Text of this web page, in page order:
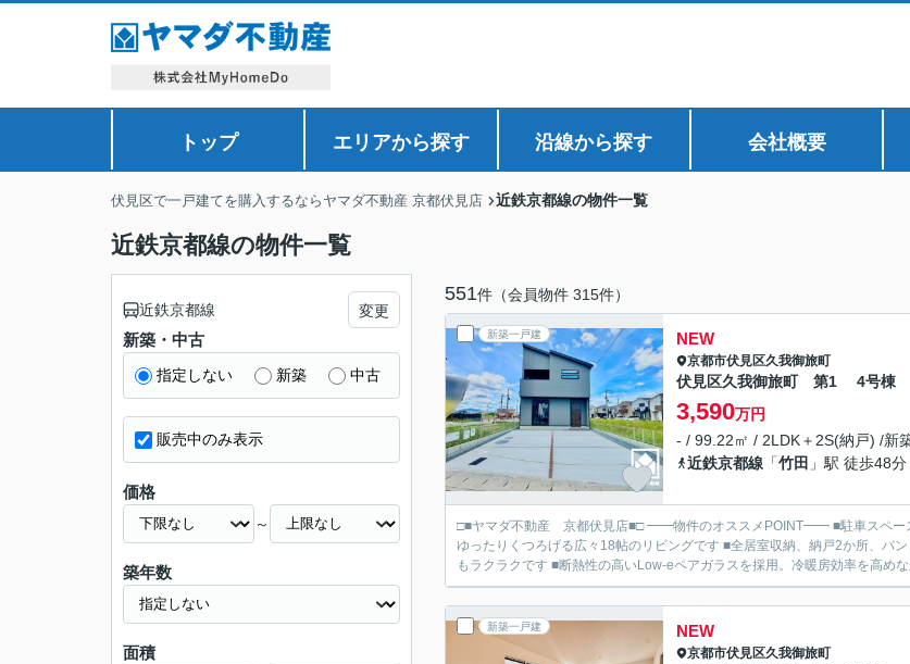
トップ エリアから探す 沿線から探す 会社概要
伏見区で一戸建てを購入するならヤマダ不動産 京都伏見店 近鉄京都線の物件一覧
近鉄京都線の物件一覧
551件（会員物件 315件）
新築一戸建 NEW
京都市伏見区久我御旅町
伏見区久我御旅町 第1 4号棟
3,590万円
- / 99.22㎡ / 2LDK＋2S(納戸) /新
近鉄京都線 「竹田 」駅 徒歩48分
□■ヤマダ不動産 京都伏見店■□ ━━物件のオススメPOINT━━ ■駐車スペース並列2台分あり ■2026年7月完成予定 ■フラット35S（金利A）利用可 ■
ゆったりくつろげる広々18帖のリビングです ■全居室収納、納戸2か所、パ
もラクラクです ■断熱性の高いLow-eペアガラスを採用。冷暖房効率を高め
新築一戸建 NEW
京都市伏見区久我御旅町
近鉄京都線 変更
新築・中古
指定しない 新築 中古
販売中のみ表示
価格
～
築年数
面積